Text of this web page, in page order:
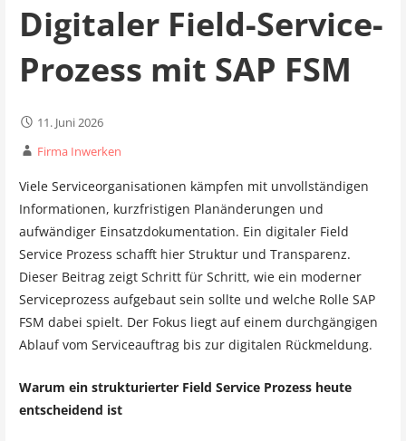
Digitaler Field-Service-
Prozess mit SAP FSM
11. Juni 2026
Firma Inwerken
Viele Serviceorganisationen kämpfen mit unvollständigen
Informationen, kurzfristigen Planänderungen und
aufwändiger Einsatzdokumentation. Ein digitaler Field
Service Prozess schafft hier Struktur und Transparenz.
Dieser Beitrag zeigt Schritt für Schritt, wie ein moderner
Serviceprozess aufgebaut sein sollte und welche Rolle SAP
FSM dabei spielt. Der Fokus liegt auf einem durchgängigen
Ablauf vom Serviceauftrag bis zur digitalen Rückmeldung.
Warum ein strukturierter Field Service Prozess heute
entscheidend ist